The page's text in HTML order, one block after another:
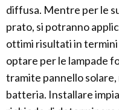
diffusa. Mentre per le
prato, si potranno
ottimi risultati in
optare per le lampade
tramite pannello
batteria. Installare